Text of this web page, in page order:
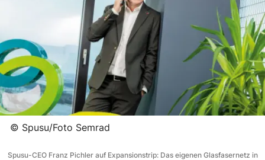
© Spusu/Foto Semrad
Spusu-CEO Franz Pichler auf Expansionstrip: Das eigenen Glasfasernetz in